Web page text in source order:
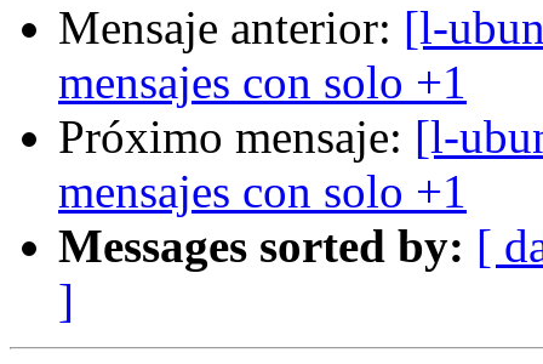
Mensaje anterior: [l-
mensajes con solo +1
Próximo mensaje: [l-
mensajes con solo +1
Messages sorted by: [
]